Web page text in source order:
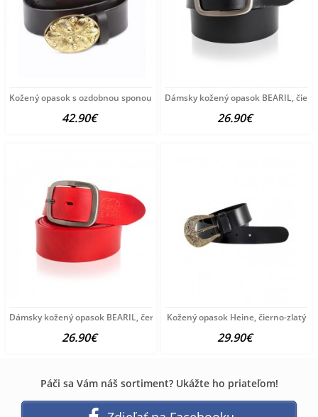
Kožený opasok s ozdobnou sponou Heine, čierny
42.90€
Dámsky kožený opasok BEARIL,
26.90€
Dámsky kožený opasok BEARIL, červený
26.90€
Kožený opasok Heine, čierno-zlatý
29.90€
Páči sa Vám náš sortiment? Ukážte ho priateľom!